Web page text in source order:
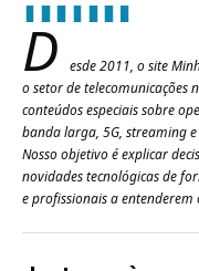
D
esde 2011, o site
o setor de telecomunicações
conteúdos especiais sobre
banda larga, 5G, streaming
Nosso objetivo é explicar
novidades tecnológicas de
e profissionais a entenderem